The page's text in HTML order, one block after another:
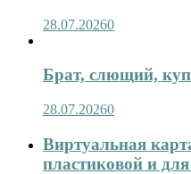
28.07.20260
Брат, слющий,
28.07.20260
Виртуальная
пластиковой и